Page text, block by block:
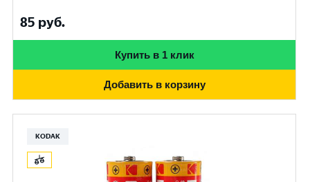
85 руб.
Купить в 1 клик
Добавить в корзину
KODAK